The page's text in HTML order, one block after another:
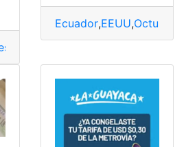
Ecuador,EEUU,Octubre